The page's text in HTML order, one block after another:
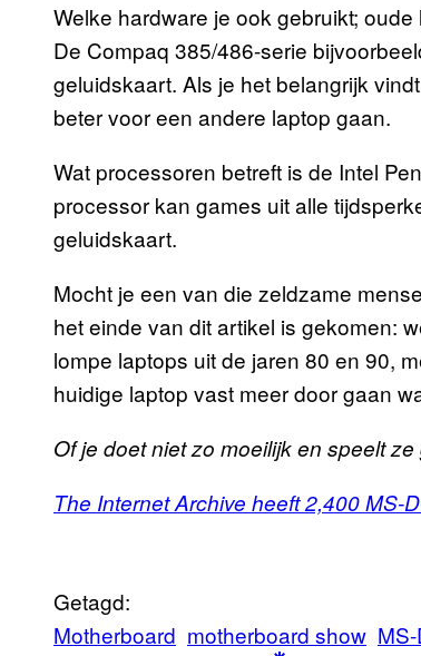
Welke hardware je ook gebruikt;
De Compaq 385/486-serie
geluidskaart. Als je het belangrijk
beter voor een andere laptop gaan.
Wat processoren betreft is de Intel
processor kan games uit alle
geluidskaart.
Mocht je een van die zeldzame
het einde van dit artikel is gekomen:
lompe laptops uit de jaren 80 en 90,
huidige laptop vast meer door gaan
Of je doet niet zo moeilijk en speelt
The Internet Archive heeft 2,400
Getagd:
Motherboard motherboard show